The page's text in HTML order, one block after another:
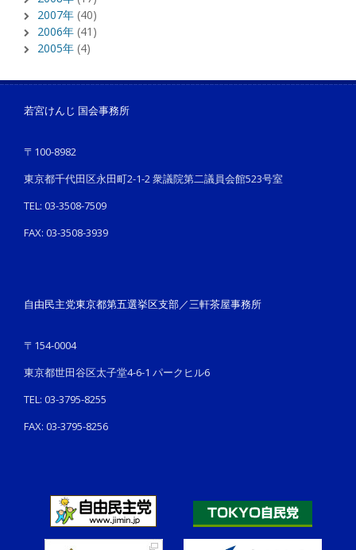
2007年 (40)
2006年 (41)
2005年 (4)
若宮けんじ 国会事務所
〒100-8982
東京都千代田区永田町2-1-2 衆議院第二議員会館523号室
TEL: 03-3508-7509
FAX: 03-3508-3939
自由民主党東京都第五選挙区支部／三軒茶屋事務所
〒154-0004
東京都世田谷区太子堂4-6-1 パークヒル6
TEL: 03-3795-8255
FAX: 03-3795-8256